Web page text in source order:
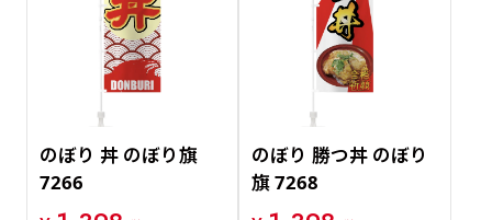
のぼり 丼 のぼり旗
7266
のぼり 勝つ丼 のぼり
旗 7268